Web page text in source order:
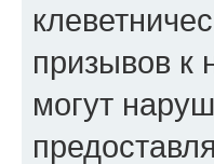
призывов к
могут